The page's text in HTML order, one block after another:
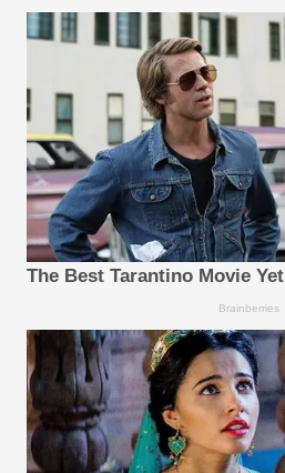
The Best Tarantino Movie Yet
Brainberries